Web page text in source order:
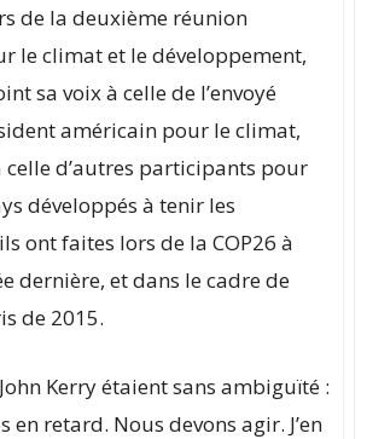
de la deuxième réunion
le climat et le développement,
sa voix à celle de l’envoyé
américain pour le climat,
celle d’autres participants pour
développés à tenir les
ont faites lors de la COP26 à
dernière, et dans le cadre de
de 2015.
Kerry étaient sans ambiguïté :
en retard. Nous devons agir. J’en